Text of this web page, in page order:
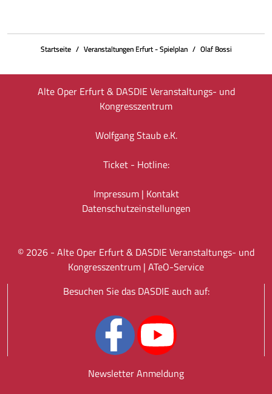
Startseite Veranstaltungen Erfurt - Spielplan Olaf Bossi
Alte Oper Erfurt & DASDIE Veranstaltungs- und
Kongresszentrum
Wolfgang Staub e.K.
Ticket - Hotline:
Impressum| Kontakt
Datenschutz­einstellungen
© 2026 - Alte Oper Erfurt & DASDIE Veranstaltungs- und
Kongresszentrum | ATeO-Service
Besuchen Sie das DASDIE auch auf:
Newsletter Anmeldung